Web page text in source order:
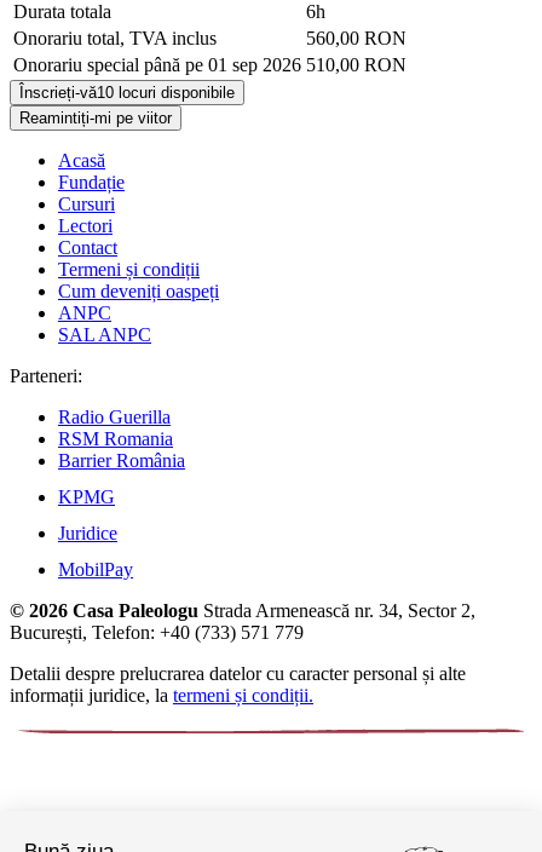
Durata totala
6h
Onorariu total, TVA inclus
560,00 RON
Onorariu special până pe 01 sep 2026 510,00 RON
Înscrieți-vă10 locuri disponibile
Reamintiți-mi pe viitor
Acasă
Fundație
Cursuri
Lectori
Contact
Termeni și condiții
Cum deveniți oaspeți
ANPC
SAL ANPC
Parteneri:
Radio Guerilla
RSM Romania
Barrier România
KPMG
Juridice
MobilPay
© 2026 Casa Paleologu Strada Armenească nr. 34, Sector 2,
București, Telefon: +40 (733) 571 779
Detalii despre prelucrarea datelor cu caracter personal și alte
informații juridice, la termeni și condiții.